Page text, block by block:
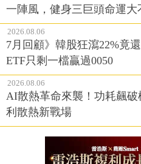
一陣風，健身三巨頭命運大
2026.08.06
7月回顧》韓股狂瀉22%竟
ETF只剩一檔贏過0050
2026.08.06
AI散熱革命來襲！功耗飆
利散熱新戰場